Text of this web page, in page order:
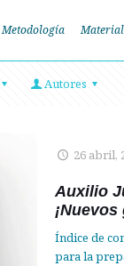
Metodología
Autores
26 abril,
Auxilio
Índice de
para la